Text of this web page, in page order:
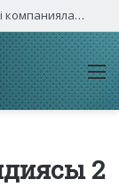
Қасым-Жомарт Тоқаев Қытайдың жетекші компаниялары басшыларымен кездесті
2